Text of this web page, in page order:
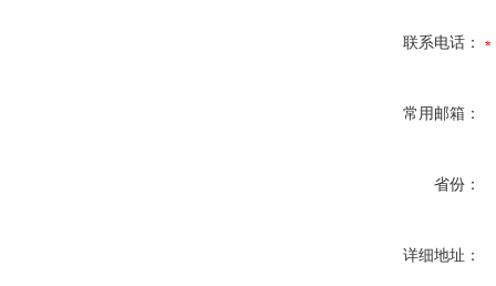
联系电话：
常用邮箱：
省份：
详细地址：